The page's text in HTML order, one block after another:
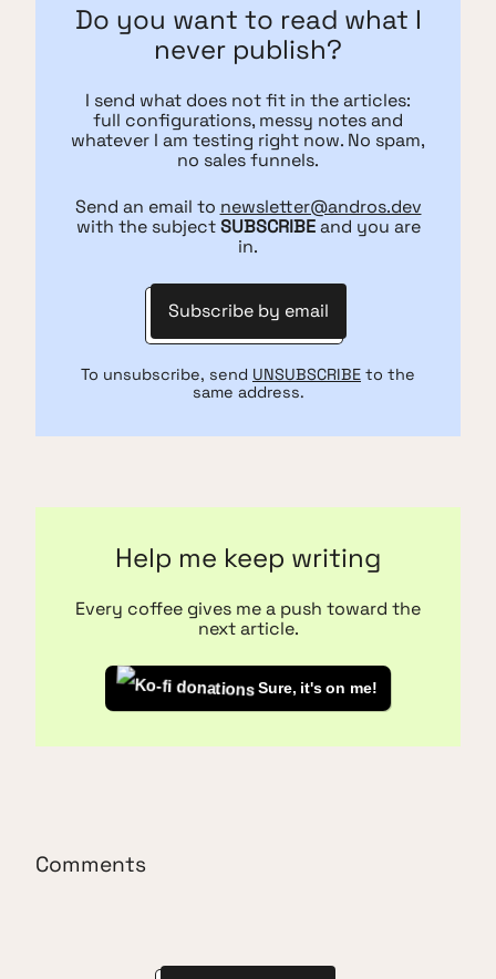
Do you want to read what I
never publish?
I send what does not fit in the articles:
full configurations, messy notes and
whatever I am testing right now. No spam,
no sales funnels.
Send an email to newsletter@andros.dev
with the subjectSUBSCRIBEand you are
in.
Subscribe by email
To unsubscribe, send UNSUBSCRIBE to the
same address.
Help me keep writing
Every coffee gives me a push toward the
next article.
Sure, it's on me!
Comments